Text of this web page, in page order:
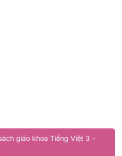
giáo khoa Tiếng Việt 3 -